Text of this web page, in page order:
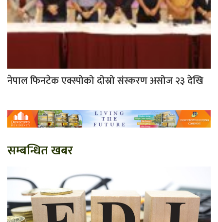
नेपाल फिनटेक एक्स्पोको दोस्रो संस्करण असोज २३ देखि
सम्बन्धित खबर